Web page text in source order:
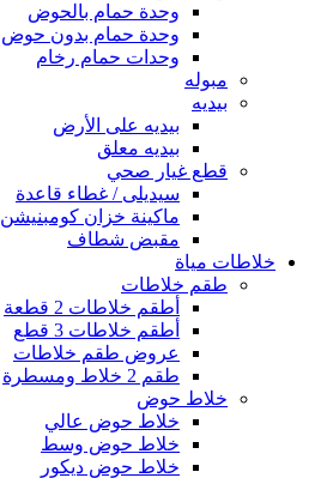
وحدة حمام بالحوض
وحدة حمام بدون حوض
وحدات حمام رخام
مبوله
بيديه
بيديه على الأرض
بيديه معلق
قطع غيار صحي
سيديلى / غطاء قاعدة
ماكينة خزان كومبنيشن
مقبض شطاف
خلاطات مياة
طقم خلاطات
أطقم خلاطات 2 قطعة
أطقم خلاطات 3 قطع
عروض طقم خلاطات
طقم 2 خلاط ومسطرة
خلاط حوض
خلاط حوض عالي
خلاط حوض وسط
خلاط حوض ديكور